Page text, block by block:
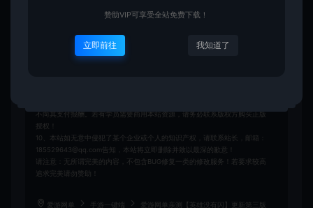
的条件是必须接受本站“免责申明”，如不遵守，请勿访问或使用本网站！
后果自己负责，本站不承担任何责任本站已经进行告知义务。
8、凡以任何方式登陆本网站或直接、间接使用本网站资料者，视为自愿接
不向其支付报酬。若有学员需要商用本站资源，请务必联系版权方购买正版
授权！
10、本站如无意中侵犯了某个企业或个人的知识产权，请联系站长，邮箱：
185529643@qq.com告知，本站将立即删除并致以最深的歉意！
请注意：无所谓完美的内容，不包含BUG修复一类的修改服务！若要求较高
追求完美请勿赞助！
爱游网单 手游一键端 爱游网单亲测【英雄没有闪】更新第三版
赞助VIP可享受全站免费下载！
立即前往 我知道了